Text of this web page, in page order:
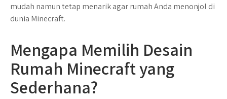
mudah namun tetap menarik agar rumah Anda menonjol di
dunia Minecraft.
Mengapa Memilih Desain
Rumah Minecraft yang
Sederhana?